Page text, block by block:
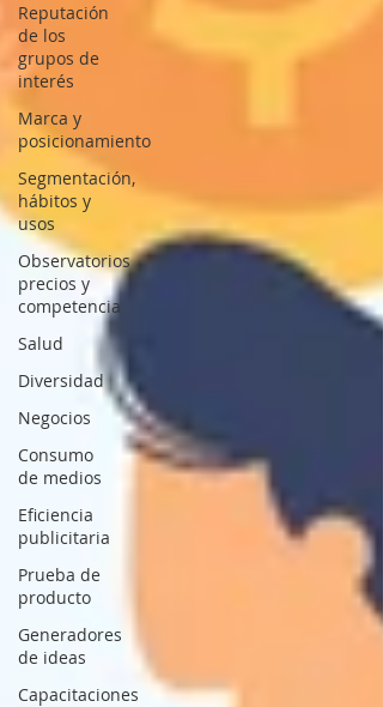
Reputación
de los
grupos de
interés
Marca y
posicionamiento
Segmentación,
hábitos y
usos
Observatorios
precios y
competencia
Salud
Diversidad
Negocios
Consumo
de medios
Eficiencia
publicitaria
Prueba de
producto
Generadores
de ideas
Capacitaciones